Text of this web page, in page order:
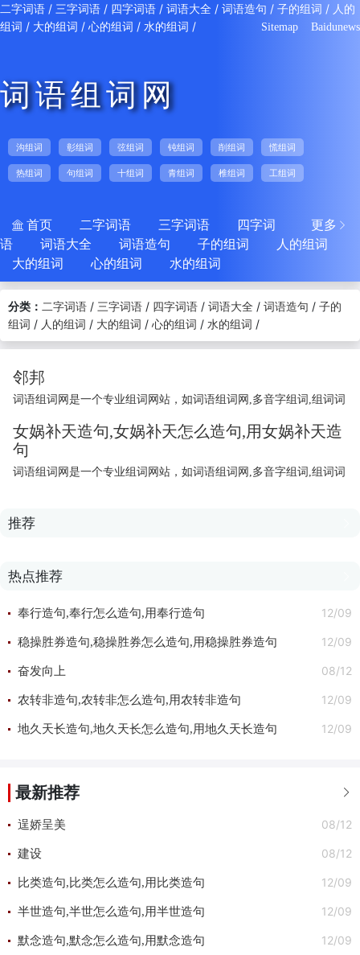
二字词语 / 三字词语 / 四字词语 / 词语大全 / 词语造句 / 子的组词 / 人的
组词 / 大的组词 / 心的组词 / 水的组词 / Sitemap Baidunews
词语组词网
沟组词 彰组词 弦组词 钝组词 削组词 慌组词
热组词 句组词 十组词 青组词 椎组词 工组词
更多 
 首页 二字词语 三字词语
四字词
语
词语大全 词语造句 子的组词
人的组词
大的组词
心的组词 水的组词
分类： 二字词语 / 三字词语 / 四字词语 / 词语大全 / 词语造句 / 子的
组词 / 人的组词 / 大的组词 / 心的组词 / 水的组词 /
邻邦
词语组词网是一个专业组词网站，如词语组词网,多音字组词,组词词
女娲补天造句,女娲补天怎么造句,用女娲补天造
句
词语组词网是一个专业组词网站，如词语组词网,多音字组词,组词词
推荐
热点推荐
12/09
奉行造句,奉行怎么造句,用奉行造句
12/09
稳操胜券造句,稳操胜券怎么造句,用稳操胜券造句
08/12
奋发向上
12/09
农转非造句,农转非怎么造句,用农转非造句
12/09
地久天长造句,地久天长怎么造句,用地久天长造句

最新推荐
08/12
逞娇呈美
08/12
建设
12/09
比类造句,比类怎么造句,用比类造句
12/09
半世造句,半世怎么造句,用半世造句
12/09
默念造句,默念怎么造句,用默念造句